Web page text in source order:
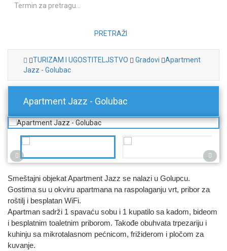
PRETRAŽI
TURIZAM I UGOSTITELJSTVO Gradovi
Apartment
Jazz - Golubac
Apartment Jazz - Golubac
Smeštajni objekat Apartment Jazz se nalazi u Golupcu.
Gostima su u okviru apartmana na raspolaganju vrt, pribor za
roštilj i besplatan WiFi.
Apartman sadrži 1 spavaću sobu i 1 kupatilo sa kadom, bideom
i besplatnim toaletnim priborom. Takođe obuhvata trpezariju i
kuhinju sa mikrotalasnom pećnicom, frižiderom i pločom za
kuvanje.